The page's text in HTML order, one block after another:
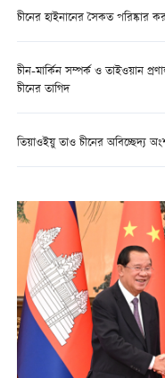
চীনের হাইনানের সৈকত পরিষ্কার
চীন-মার্কিন সম্পর্ক ও তাইওয়ান
চীনের তাগিদ
তিয়াওইয়ু তাও চীনের অবিচ্ছেদ্য